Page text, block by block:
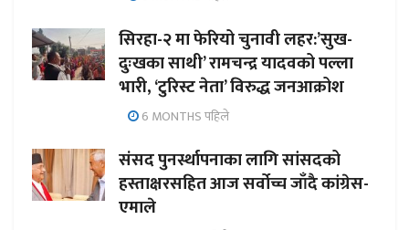
सिरहा-२ मा फेरियो चुनावी लहर:’सुख-
दुःखका साथी’ रामचन्द्र यादवको पल्ला
भारी, ‘टुरिस्ट नेता’ विरुद्ध जनआक्रोश
6 MONTHS पहिले
संसद पुनर्स्थापनाका लागि सांसदको
हस्ताक्षरसहित आज सर्वोच्च जाँदै कांग्रेस-
एमाले